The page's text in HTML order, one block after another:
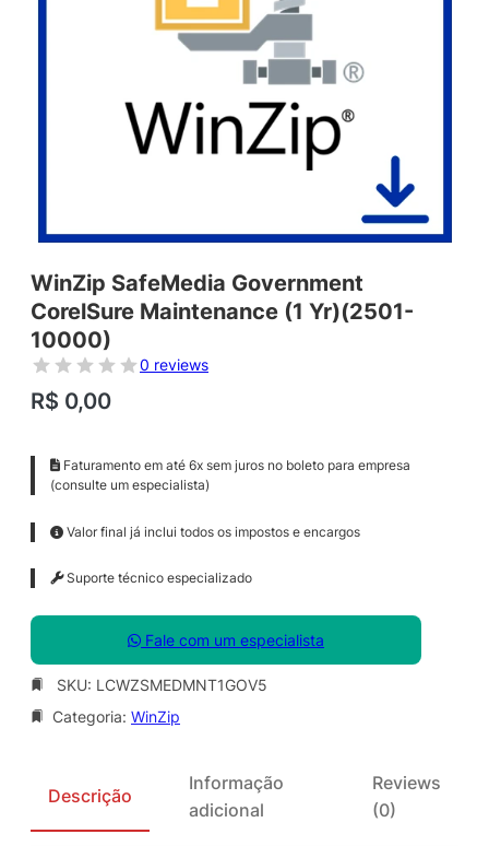
WinZip SafeMedia Government
CorelSure Maintenance (1 Yr)(2501-
10000)
0 reviews
R$ 0,00
Faturamento em até 6x sem juros no boleto para empresa
(consulte um especialista)
Valor final já inclui todos os impostos e encargos
Suporte técnico especializado
Fale com um especialista
SKU: LCWZSMEDMNT1GOV5
Categoria: WinZip
Descrição
Informação
adicional
Reviews
(0)